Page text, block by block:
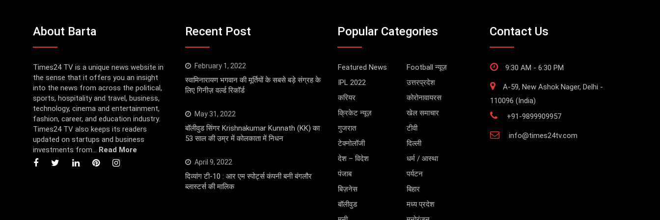
About Barta
Times24 TV is a unique news website in
the sense that it offers you an insight
into the news from across the political,
sports, hospitality and travel, business,
technology, cinema and entertainment,
fashion, career, and education industry.
Times24 TV also keeps its readers
updated on startups and business
investments from... Read More
Recent Post
February 1, 2022
स्वामिनारायण भगवान की मूर्तियों के सबसे बड़े संग्रह के
लिए गिनीज़ वर्ल्ड रिकॉर्ड
May 31, 2022
बॉलीवुड सिंगर Krishnakumar Kunnath (KK) का
53 साल की उम्र में कोलकाता में निधन
April 9, 2022
दिव्यांग टी-10 : आर एम स्पोर्ट्स कंपनी बनी बंगलौर
ब्लास्टर्स की मालिक
Popular Categories
Featured News
Football न्यूज़
IPL 2022
उत्तरप्रदेश
करियर
कोरोनावायरस
क्रिकेट न्यूज़
खेल समाचार
गुजरात
टीवी
टेक्नोलॉजी
दिल्ली
देश – विदेश
धर्म / आस्था
पंजाब
पर्यटन
बिज़नेस
बिहार
बॉलीवुड
मध्य प्रदेश
Contact Us
9:30 AM - 6:30 PM
A-59, New Ashok Nager, Delhi -
110096 (India)
+91-9899909957
info@times24tv.com